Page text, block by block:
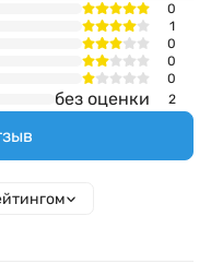
0
1
0
0
0
без оценки 2